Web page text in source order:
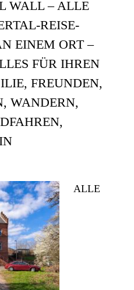
WALL – ALLE
REISE-
EINEM ORT –
FÜR IHREN
FREUNDEN,
WANDERN,
ALLE